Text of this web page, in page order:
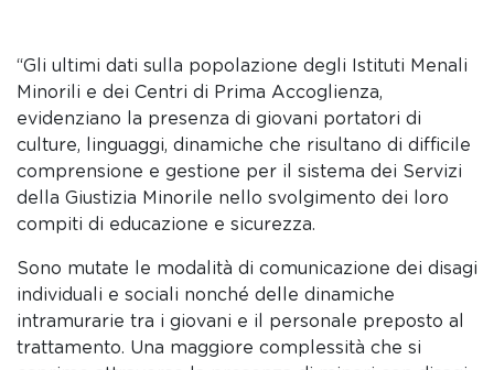
“Gli ultimi dati sulla popolazione degli Istituti Menali
Minorili e dei Centri di Prima Accoglienza,
evidenziano la presenza di giovani portatori di
culture, linguaggi, dinamiche che risultano di difficile
comprensione e gestione per il sistema dei Servizi
della Giustizia Minorile nello svolgimento dei loro
compiti di educazione e sicurezza.
Sono mutate le modalità di comunicazione dei disagi
individuali e sociali nonché delle dinamiche
intramurarie tra i giovani e il personale preposto al
trattamento. Una maggiore complessità che si